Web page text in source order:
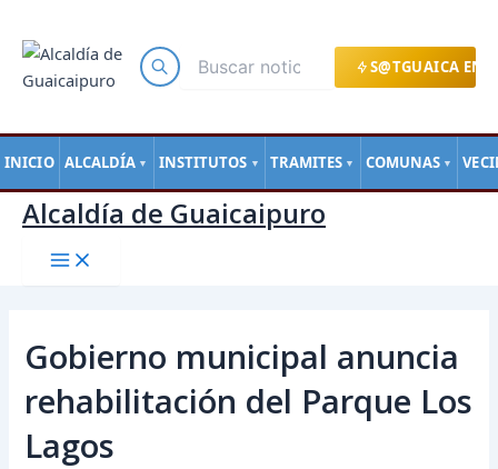
S@TGUAICA EN
INICIO ALCALDÍA ▼ INSTITUTOS ▼ TRAMITES ▼ COMUNAS ▼
contenido
Alcaldía de Guaicaipuro
Gobierno municipal anuncia
rehabilitación del Parque Los
Lagos
de
entradas